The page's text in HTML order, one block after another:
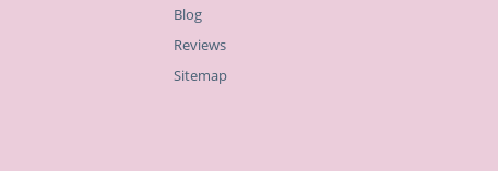
Blog
Reviews
Sitemap